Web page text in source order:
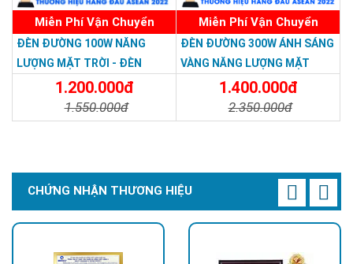
Miễn Phí Vận Chuyển
ĐÈN ĐƯỜNG 100W NĂNG
LƯỢNG MẶT TRỜI - ĐÈN
ĐƯỜNG NĂNG LƯỢNG MẶT
TRỜI 100W GIÁ RẺ - Solar
Light 100W
1.200.000đ
1.550.000đ
Miễn Phí Vận Chuyển
ĐÈN ĐƯỜNG 300W ÁNH SÁNG
VÀNG NĂNG LƯỢNG MẶT
TRỜI - Solar Light 300W
1.400.000đ
2.350.000đ
CHỨNG NHẬN THƯƠNG HIỆU